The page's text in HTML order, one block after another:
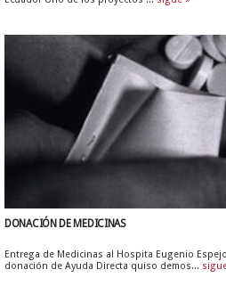
DONACIÓN DE MEDICINAS
Entrega de Medicinas al Hospita Eugenio
donación de Ayuda Directa quiso demos...